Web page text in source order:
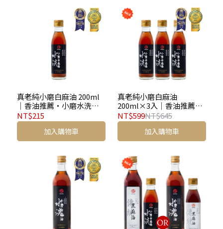
真老純小磨白麻油 200ml
｜香油推薦・小磨水洗工
法
NT$215
加入購物車
真老純小磨白麻油
200ml×3入｜香油推薦・
小磨水洗工法
NT$599NT$645
加入購物車